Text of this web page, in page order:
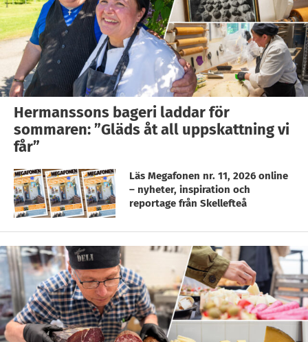
Hermanssons bageri laddar för
sommaren: ”Gläds åt all uppskattning vi
får”
Läs Megafonen nr. 11, 2026 online
– nyheter, inspiration och
reportage från Skellefteå